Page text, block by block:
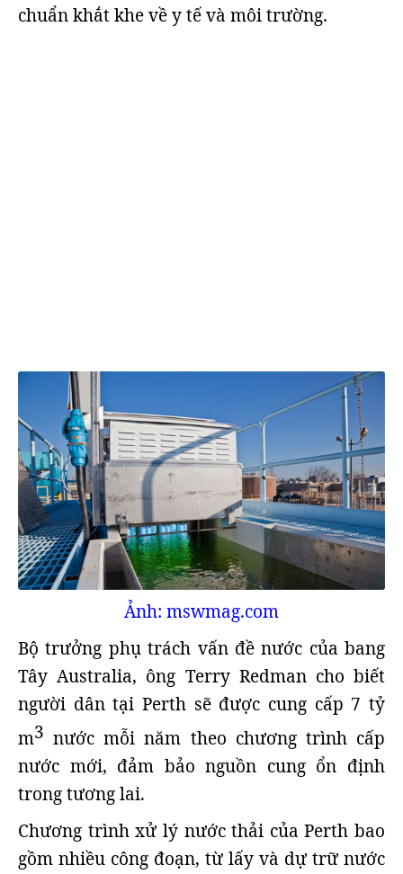
chuẩn khắt khe về y tế và môi trường.
Ảnh: mswmag.com
Bộ trưởng phụ trách vấn đề nước của bang
Tây Australia, ông Terry Redman cho biết
người dân tại Perth sẽ được cung cấp 7 tỷ
m3 nước mỗi năm theo chương trình cấp
nước mới, đảm bảo nguồn cung ổn định
trong tương lai.
Chương trình xử lý nước thải của Perth bao
gồm nhiều công đoạn, từ lấy và dự trữ nước